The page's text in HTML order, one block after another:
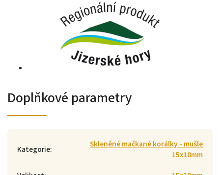
Doplňkové parametry
Kategorie:
Skleněné mačkané korálky - mušle
15x18mm